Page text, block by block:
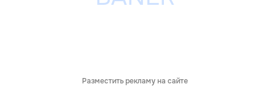
Разместить рекламу на сайте